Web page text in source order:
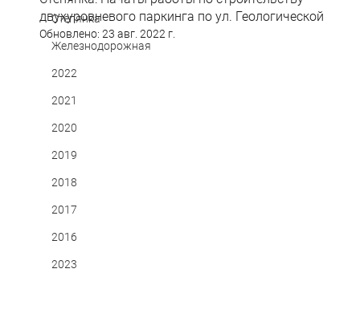
Степянка
Железнодорожная
2022
2021
2020
2019
2018
2017
2016
2023
двухуровневого паркинга по ул. Геологической
Обновлено: 23 авг. 2022 г.